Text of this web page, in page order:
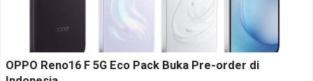
OPPO Reno16 F 5G Eco Pack Buka Pre-order di